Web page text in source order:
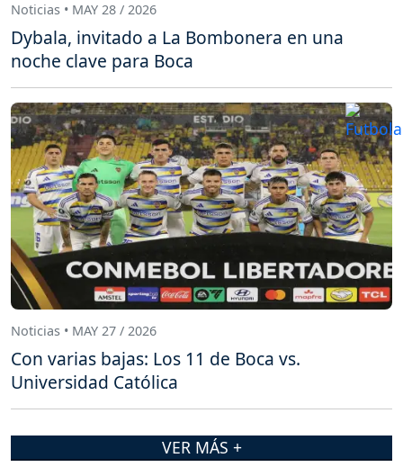
Noticias • MAY 28 / 2026
Dybala, invitado a La Bombonera en una
noche clave para Boca
Noticias • MAY 27 / 2026
Con varias bajas: Los 11 de Boca vs.
Universidad Católica
VER MÁS +